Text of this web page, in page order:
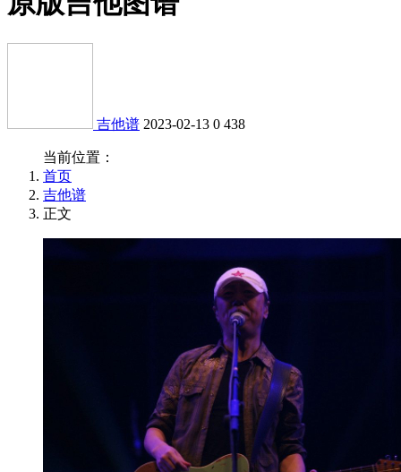
吉他谱 2023-02-13 0 438
当前位置：
首页
吉他谱
正文